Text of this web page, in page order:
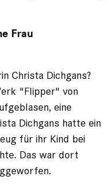
Frau
Christa Dichgans?
"Flipper" von
eine
Dichgans hatte ein
für ihr Kind bei
Das war dort